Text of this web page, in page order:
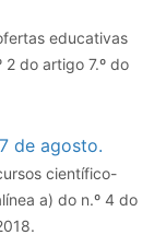
educativas
do artigo 7.º do
de agosto.
científico-
a) do n.º 4 do